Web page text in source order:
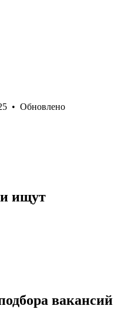
• Обновлено
ищут
вакансий